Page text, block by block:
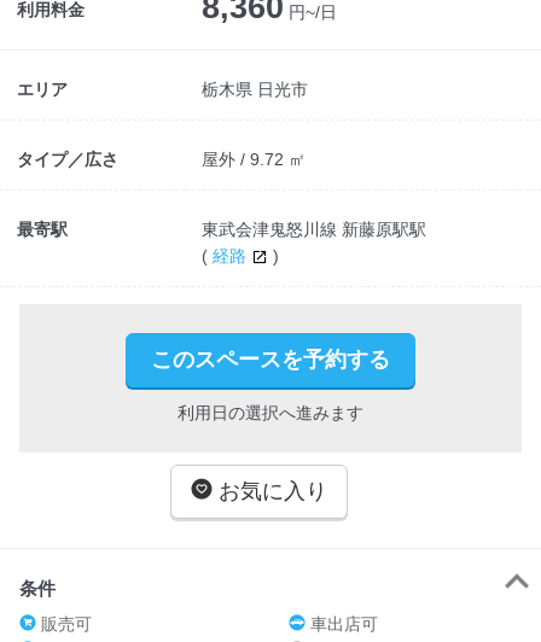
利用料金 8,360 円~/日
エリア 栃木県 日光市
タイプ／広さ 屋外 / 9.72 ㎡
最寄駅
東武会津鬼怒川線 新藤原駅駅
( 経路 )
このスペースを予約する
利用日の選択へ進みます
お気に入り
条件
販売可
車出店可